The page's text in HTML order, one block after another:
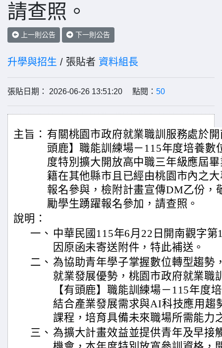
請查照。
上一則公告 下一則公告
升學與招生 / 張貼者 資料組長
張貼日期： 2026-06-26 13:51:20 點閱： 50
主旨： 有關桃園市政府就業職訓服務處於
頭鹿】職能訓練場－115年度培養數
度特別擴大開放高中職三年級應屆
籍在其他縣市且已經由桃園市內之
報名參與，檢附計畫宣傳DM乙份，
勵學生踴躍報名參加，請查照。
說明：
一、 中華民國115年6月22日開南觀字
因原函未寄送附件，特此補送。
二、 為協助青年學子掌握數位轉型趨勢
就業發展優勢，桃園市政府就業職
【有頭鹿】職能訓練場－115年度
結合產業發展需求與AI科技應用趨
課程，培育具備未來職場所需能力
三、 為擴大計畫效益並提供青年及早接